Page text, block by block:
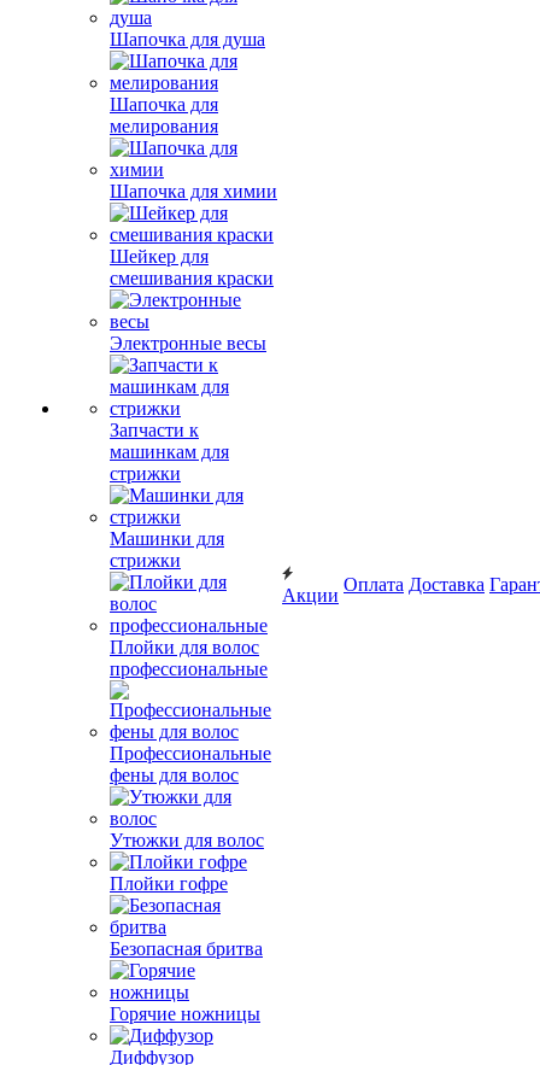
Шапочка для душа
Шапочка для
мелирования
Шапочка для химии
Шейкер для
смешивания краски
Электронные весы
Запчасти к
машинкам для
стрижки
Машинки для
стрижки
Плойки для волос
профессиональные
Профессиональные
фены для волос
Утюжки для волос
Плойки гофре
Безопасная бритва
Горячие ножницы
Диффузор
Акции
Оплата Доставка